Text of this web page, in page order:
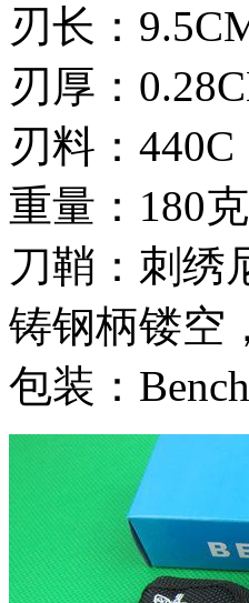
刃长：
刃厚：
刃料：440C
重量：180克
刀鞘：刺绣
铸钢柄镂空
包装：